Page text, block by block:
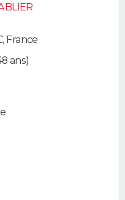
, France
ans)